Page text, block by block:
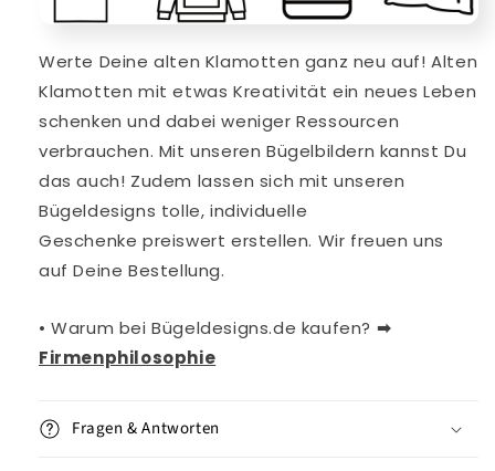
Werte Deine alten Klamotten ganz neu auf! Alten
Klamotten mit etwas Kreativität ein neues Leben
schenken und dabei weniger Ressourcen
verbrauchen. MitunserenBügelbildern kannst Du
das auch! Zudem lassen sich mit unseren
Bügeldesigns tolle, individuelle
Geschenke preiswert erstellen. Wir freuen uns
auf Deine Bestellung.
• Warum bei Bügeldesigns.de kaufen? ➡︎
Firmenphilosophie
Fragen & Antworten